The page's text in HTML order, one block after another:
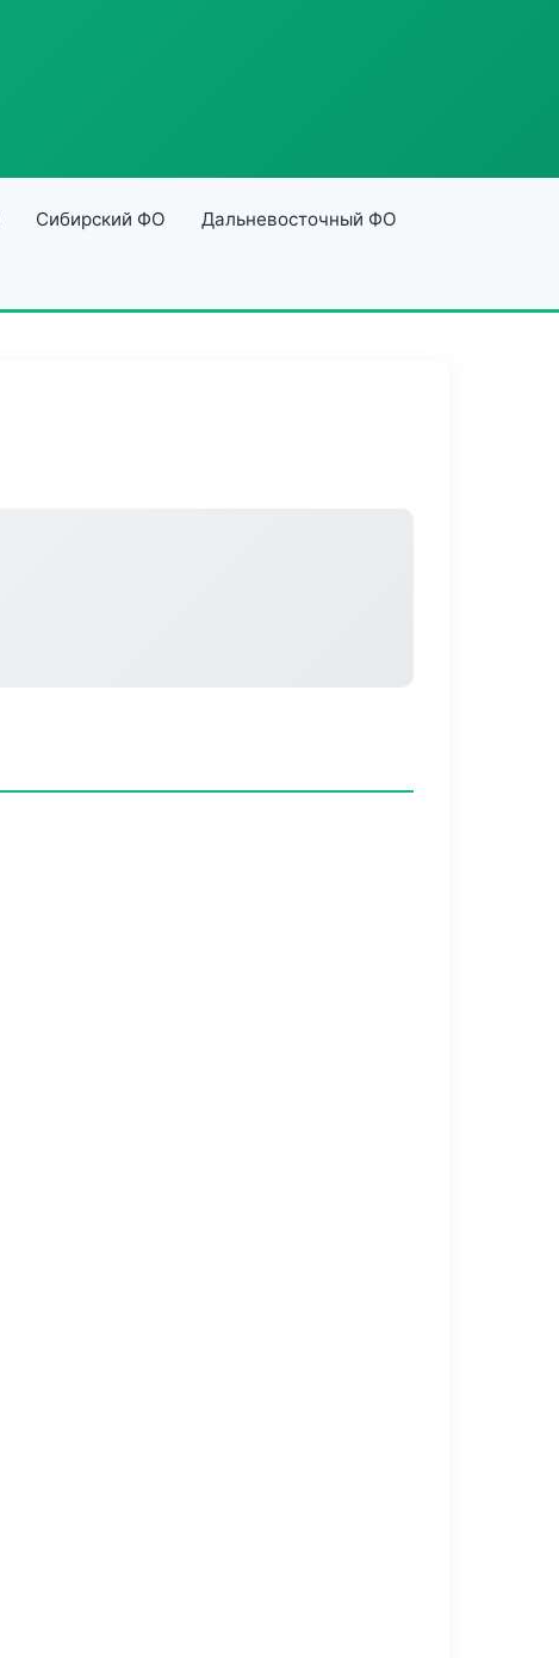
Сибирский ФО Дальневосточный ФО